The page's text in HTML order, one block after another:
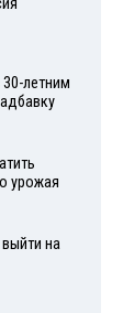
летним
урожая
на